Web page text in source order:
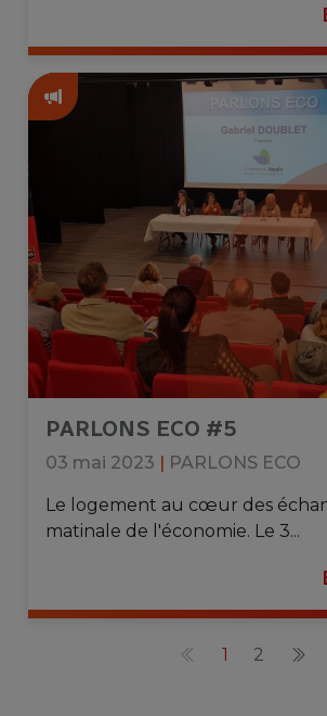
PARLONS ECO #5
03 mai 2023 | PARLONS ECO
Le logement au cœur des
matinale de l'économie. Le 3...
1 2